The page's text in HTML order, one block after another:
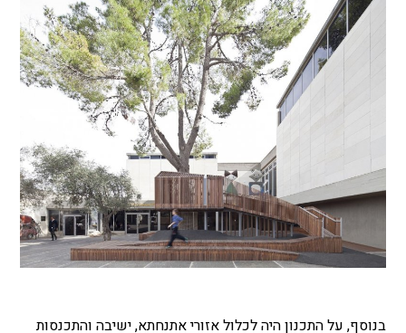
בנוסף, על התכנון היה לכלול אזורי אתנחתא, ישיבה והתכנסות